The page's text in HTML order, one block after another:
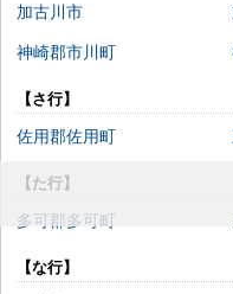
加古川市
神崎郡市川町
【さ行】
佐用郡佐用町
【た行】
多可郡多可町
【な行】